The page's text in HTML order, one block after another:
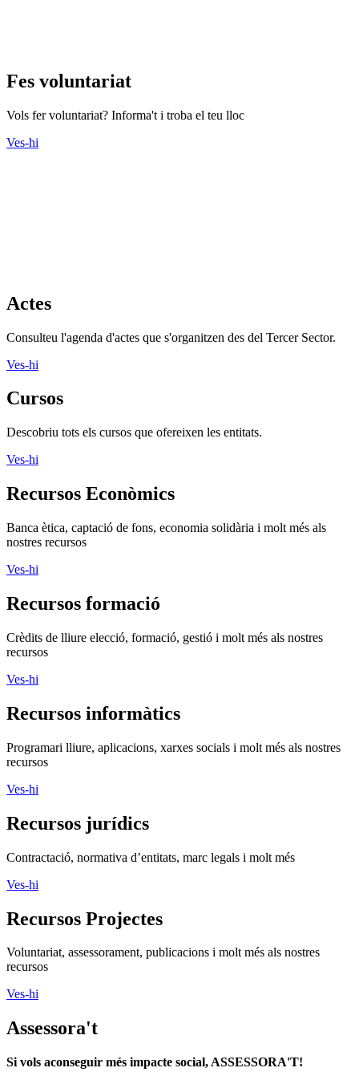
Fes voluntariat
Vols fer voluntariat? Informa't i troba el teu lloc
Ves-hi
Actes
Consulteu l'agenda d'actes que s'organitzen des del Tercer Sector.
Ves-hi
Cursos
Descobriu tots els cursos que ofereixen les entitats.
Ves-hi
Recursos Econòmics
Banca ètica, captació de fons, economia solidària i molt més als
nostres recursos
Ves-hi
Recursos formació
Crèdits de lliure elecció, formació, gestió i molt més als nostres
recursos
Ves-hi
Recursos informàtics
Programari lliure, aplicacions, xarxes socials i molt més als nostres
recursos
Ves-hi
Recursos jurídics
Contractació, normativa d’entitats, marc legals i molt més
Ves-hi
Recursos Projectes
Voluntariat, assessorament, publicacions i molt més als nostres
recursos
Ves-hi
Assessora't
Si vols aconseguir més impacte social, ASSESSORA'T!